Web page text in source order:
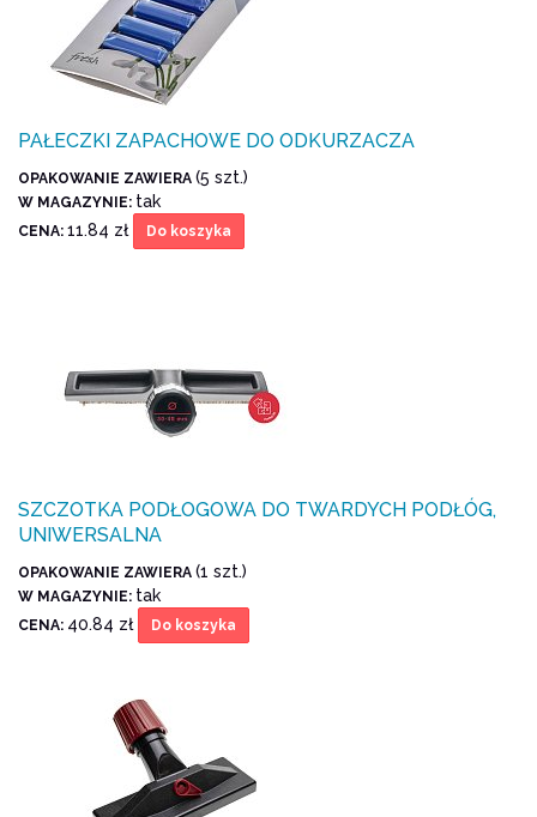
PAŁECZKI ZAPACHOWE DO ODKURZACZA
OPAKOWANIE ZAWIERA (5 szt.)
W MAGAZYNIE: tak
CENA: 11.84 zł Do koszyka
SZCZOTKA PODŁOGOWA DO TWARDYCH PODŁÓG,
UNIWERSALNA
OPAKOWANIE ZAWIERA (1 szt.)
W MAGAZYNIE: tak
CENA: 40.84 zł Do koszyka